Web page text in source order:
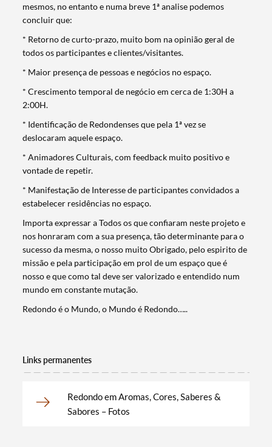
Termo de Pesquisa
Categorias gerais
Filtros
mesmos, no entanto e numa breve 1ª analise podemos
concluir que:
* Retorno de curto-prazo, muito bom na opinião geral de
todos os participantes e clientes/visitantes.
* Maior presença de pessoas e negócios no espaço.
* Crescimento temporal de negócio em cerca de 1:30H a
2:00H.
* Identificação de Redondenses que pela 1ª vez se
deslocaram aquele espaço.
* Animadores Culturais, com feedback muito positivo e
vontade de repetir.
* Manifestação de Interesse de participantes convidados a
estabelecer residências no espaço.
Importa expressar a Todos os que confiaram neste projeto e
nos honraram com a sua presença, tão determinante para o
sucesso da mesma, o nosso muito Obrigado, pelo espirito de
missão e pela participação em prol de um espaço que é
nosso e que como tal deve ser valorizado e entendido num
mundo em constante mutação.
Redondo é o Mundo, o Mundo é Redondo…..
Links permanentes
Redondo em Aromas, Cores, Saberes &
Sabores – Fotos